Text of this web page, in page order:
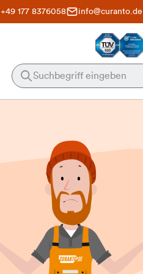
+49 177 8376058 info@curanto.de